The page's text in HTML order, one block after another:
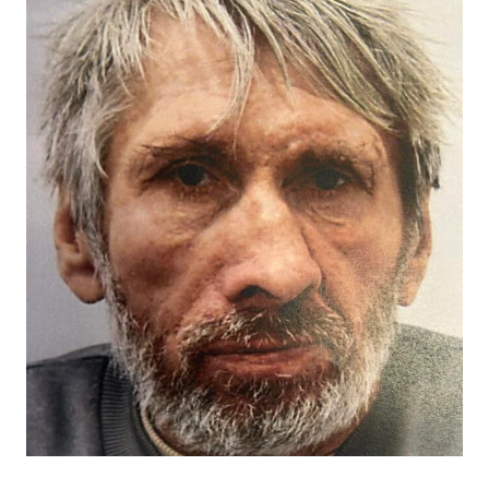
Αστυνομικό Σταθμό, ή με τη Γραμμή του Πολίτη στον
τηλεφωνικό αριθμό 1460.